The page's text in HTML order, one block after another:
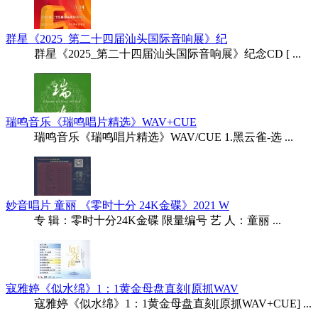
群星《2025_第二十四届汕头国际音响展》纪
群星《2025_第二十四届汕头国际音响展》纪念CD [ ...
瑞鸣音乐《瑞鸣唱片精选》WAV+CUE
瑞鸣音乐《瑞鸣唱片精选》WAV/CUE 1.黑云雀-选 ...
妙音唱片 童丽 《零时十分 24K金碟》2021 W
专 辑：零时十分24K金碟 限量编号 艺 人：童丽 ...
寇雅婷《似水绵》1：1黄金母盘直刻[原抓WAV
寇雅婷《似水绵》1：1黄金母盘直刻[原抓WAV+CUE] ...